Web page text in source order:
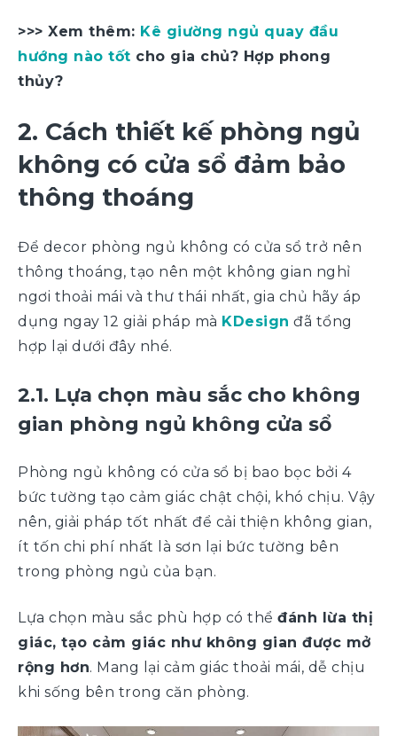
>>> Xem thêm: Kê giường ngủ quay đầu
hướng nào tốt cho gia chủ? Hợp phong
thủy?
2. Cách thiết kế phòng ngủ
không có cửa sổ đảm bảo
thông thoáng
Để decor phòng ngủ không có cửa sổ trở nên
thông thoáng, tạo nên một không gian nghỉ
ngơi thoải mái và thư thái nhất, gia chủ hãy áp
dụng ngay 12 giải pháp mà KDesign đã tổng
hợp lại dưới đây nhé.
2.1. Lựa chọn màu sắc cho không
gian phòng ngủ không cửa sổ
Phòng ngủ không có cửa sổ bị bao bọc bởi 4
bức tường tạo cảm giác chật chội, khó chịu. Vậy
nên, giải pháp tốt nhất để cải thiện không gian,
ít tốn chi phí nhất là sơn lại bức tường bên
trong phòng ngủ của bạn.
Lựa chọn màu sắc phù hợp có thể đánh lừa thị
giác, tạo cảm giác như không gian được mở
rộng hơn. Mang lại cảm giác thoải mái, dễ chịu
khi sống bên trong căn phòng.